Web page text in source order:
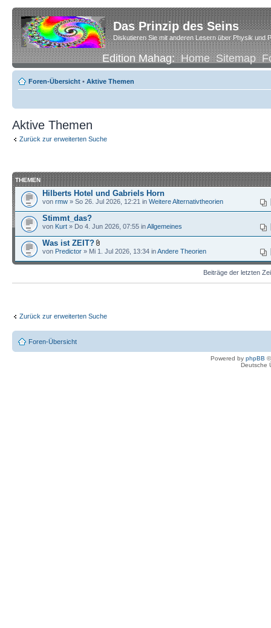
Das Prinzip des Seins
Diskutieren Sie mit anderen Lesern über Physik und
Edition Mahag:Home Sitemap
Foren-Übersicht • Aktive Themen
Aktive Themen
Zurück zur erweiterten Suche
THEMEN
Hilberts Hotel und Gabriels Horn
von rmw » So 26. Jul 2026, 12:21 in Weitere Alternativtheorien
Stimmt_das?
von Kurt » Do 4. Jun 2026, 07:55 inAllgemeines
Was ist ZEIT?
von Predictor » Mi 1. Jul 2026, 13:34 inAndere Theorien
Beiträge der letzten
Zurück zur erweiterten Suche
Foren-Übersicht
Powered by phpBB
Deutsche